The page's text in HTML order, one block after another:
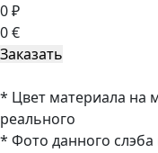
0 ₽
0 €
* Цвет материала на
реального
* Фото данного